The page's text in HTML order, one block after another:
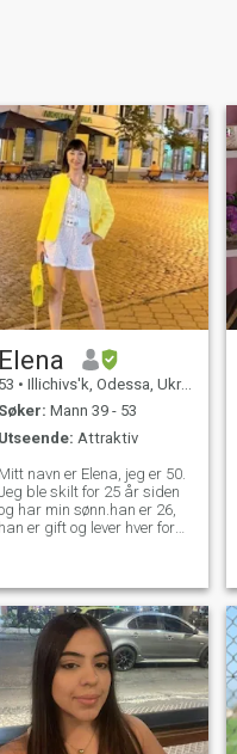
Elena
53 • Illichivs'k, Odessa, Ukraina
Søker: Mann 39 - 53
Utseende: Attraktiv
Mitt navn er Elena, jeg er 50.
ble skilt for 25 år siden
har min sønn.han er 26,
han er gift og lever hver for
veldig bra, så vi vil
kommunisere veldig
Jeg jobber med
logistikk og spesialklarering
av importområdet. Jeg har
det bra nå, men jeg jobbet
mye og hadde ikke tid til
Nå hjelper sønnen
meg i min virksomhet, og